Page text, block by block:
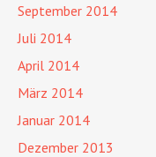
September 2014
Juli 2014
April 2014
März 2014
Januar 2014
Dezember 2013